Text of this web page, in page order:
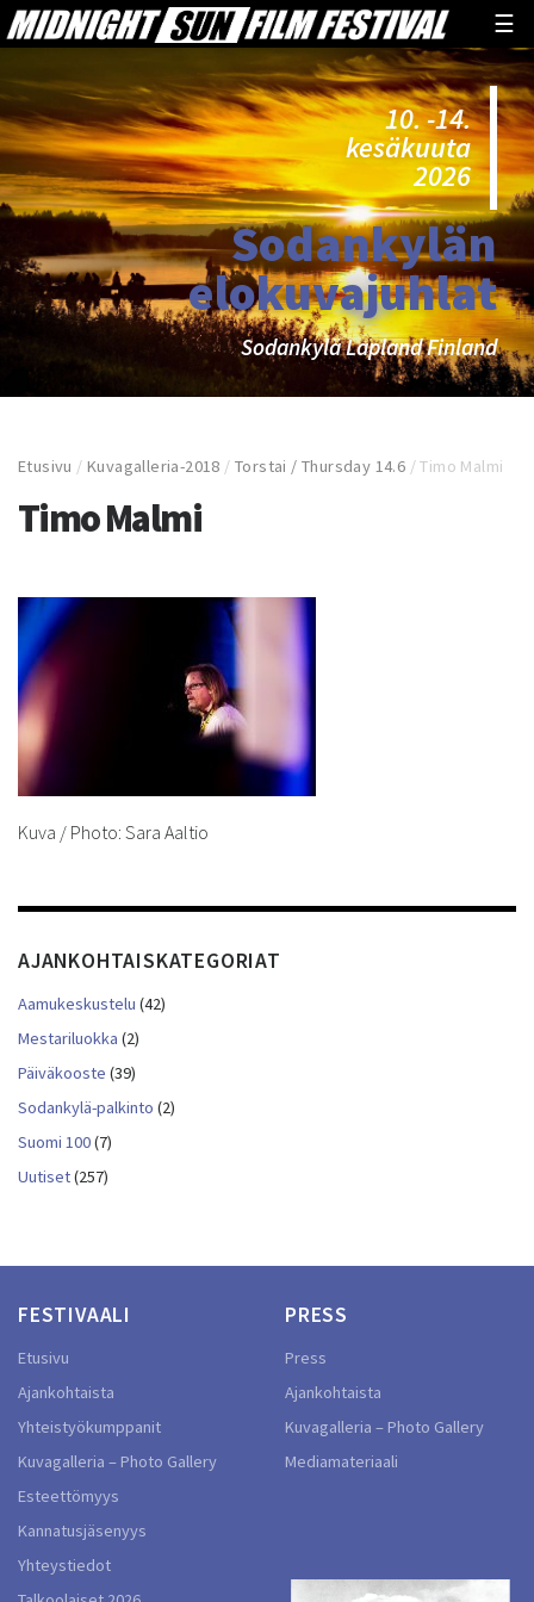
☰
10. -14.
kesäkuuta
2026
Sodankylän
elokuvajuhlat
Sodankylä Lapland Finland
Etusivu /Kuvagalleria-2018 /Torstai / Thursday 14.6 /Timo Malmi
Timo Malmi
Kuva / Photo: Sara Aaltio
AJANKOHTAISKATEGORIAT
Aamukeskustelu (42)
Mestariluokka (2)
Päiväkooste (39)
Sodankylä-palkinto (2)
Suomi 100(7)
Uutiset(257)
FESTIVAALI
Etusivu
Ajankohtaista
Yhteistyökumppanit
Kuvagalleria – Photo Gallery
Esteettömyys
Kannatusjäsenyys
Yhteystiedot
PRESS
Press
Ajankohtaista
Kuvagalleria – Photo Gallery
Mediamateriaali